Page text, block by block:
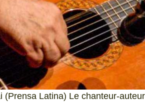
(Prensa Latina) Le chanteur-